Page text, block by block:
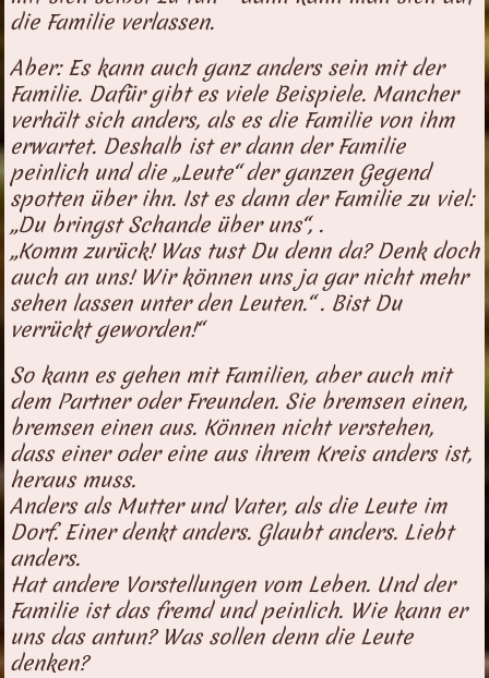
die Familie verlassen.
Aber: Es kann auch ganz anders sein mit der
Familie. Dafür gibt es viele Beispiele. Mancher
verhält sich anders, als es die Familie von ihm
erwartet. Deshalb ist er dann der Familie
peinlich und die „Leute“ der ganzen Gegend
spotten über ihn. Ist es dann der Familie zu viel:
„Du bringst Schande über uns“, .
„Komm zurück! Was tust Du denn da? Denk doch
auch an uns! Wir können uns ja gar nicht mehr
sehen lassen unter den Leuten.“ . Bist Du
verrückt geworden!“
So kann es gehen mit Familien, aber auch mit
dem Partner oder Freunden. Sie bremsen einen,
bremsen einen aus. Können nicht verstehen,
dass einer oder eine aus ihrem Kreis anders ist,
heraus muss.
Anders als Mutter und Vater, als die Leute im
Dorf. Einer denkt anders. Glaubt anders. Liebt
anders.
Hat andere Vorstellungen vom Leben. Und der
Familie ist das fremd und peinlich. Wie kann er
uns das antun? Was sollen denn die Leute
denken?